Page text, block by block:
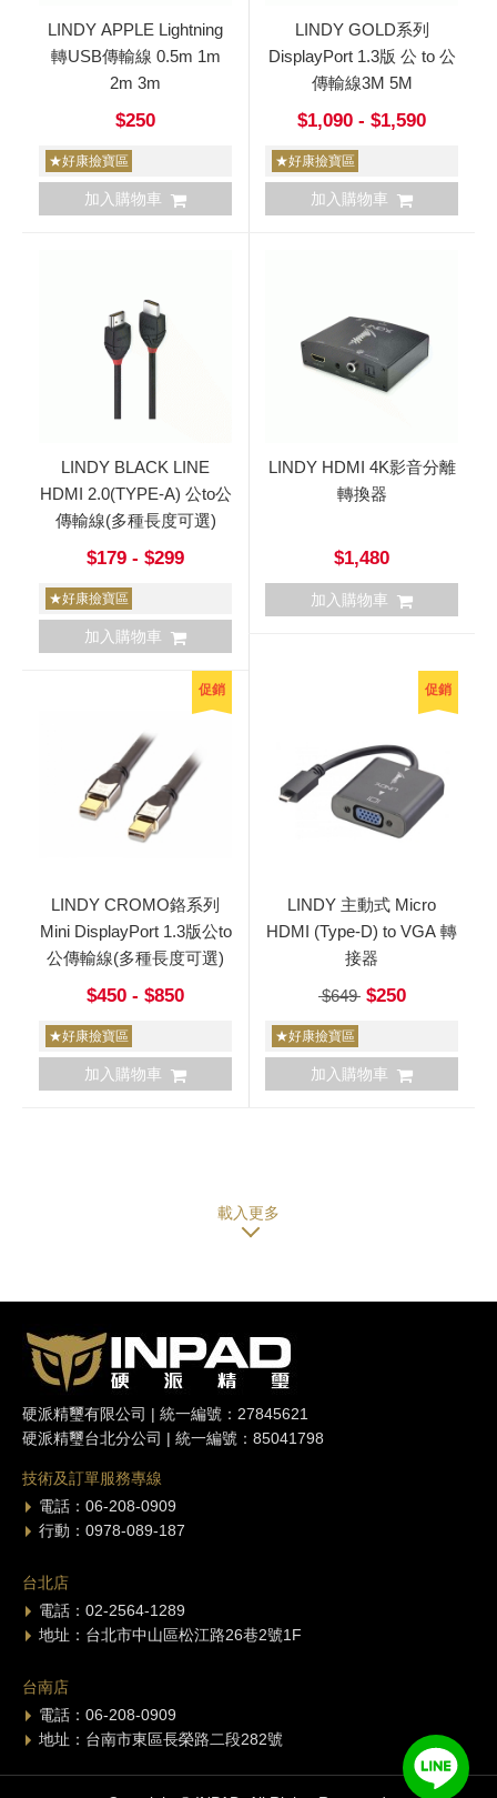
LINDY APPLE Lightning
轉USB傳輸線 0.5m 1m
2m 3m
$250
★好康撿寶區
加入購物車
LINDY GOLD系列
DisplayPort 1.3版 公 to 公
傳輸線3M 5M
$1,090 - $1,590
★好康撿寶區
加入購物車
LINDY BLACK LINE
HDMI 2.0(TYPE-A) 公to公
傳輸線(多種長度可選)
$179 - $299
★好康撿寶區
加入購物車
LINDY HDMI 4K影音分離
轉換器
$1,480
加入購物車
促銷
LINDY CROMO鉻系列
Mini DisplayPort 1.3版公to
公傳輸線(多種長度可選)
$450 - $850
★好康撿寶區
加入購物車
促銷
LINDY 主動式 Micro
HDMI (Type-D) to VGA 轉
接器
$649$250
★好康撿寶區
加入購物車
硬派精璽有限公司 | 統一編號：27845621
硬派精璽台北分公司 | 統一編號：85041798
技術及訂單服務專線
電話：06-208-0909
行動：0978-089-187
台北店
電話：02-2564-1289
地址：台北市中山區松江路26巷2號1F
台南店
電話：06-208-0909
地址：台南市東區長榮路二段282號